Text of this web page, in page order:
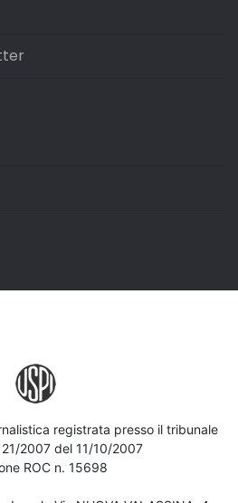
registrata presso il tribunale
2007 del 11/10/2007
ROC n. 15698